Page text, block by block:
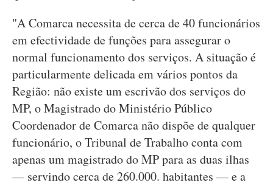
"A Comarca necessita de cerca de 40 funcionários
em efectividade de funções para assegurar o
normal funcionamento dos serviços. A situação é
particularmente delicada em vários pontos da
Região: não existe um escrivão dos serviços do
MP, o Magistrado do Ministério Público
Coordenador de Comarca não dispõe de qualquer
funcionário, o Tribunal de Trabalho conta com
apenas um magistrado do MP para as duas ilhas
— servindo cerca de 260.000. habitantes — e a